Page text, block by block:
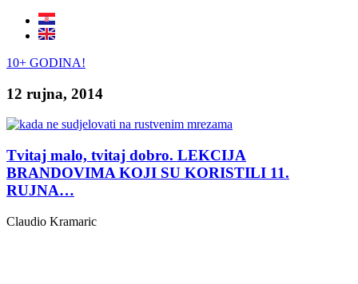
10+ GODINA!
12 rujna, 2014
Tvitaj malo, tvitaj dobro. LEKCIJA
BRANDOVIMA KOJI SU KORISTILI 11.
RUJNA…
Claudio Kramaric